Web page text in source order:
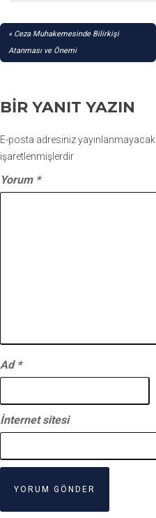
YAZI
GEZINMESI
Ceza Muhakemesinde Bilirkişi
Atanması ve Önemi
BIR YANIT YAZIN
E-posta adresiniz yayınlanmayacak.
işaretlenmişlerdir
Yorum *
Ad *
İnternet sitesi